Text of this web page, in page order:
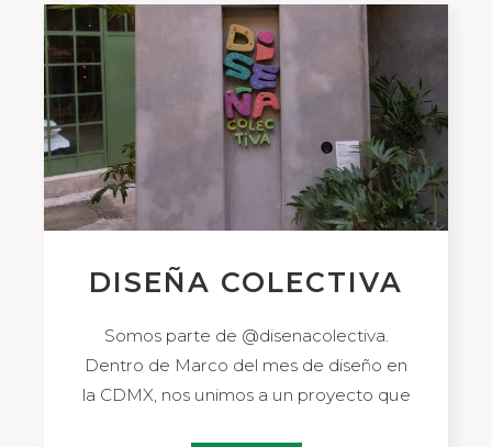
DISEÑA COLECTIVA
Somos parte de @disenacolectiva.
Dentro de Marco del mes de diseño en
la CDMX, nos unimos a un proyecto que